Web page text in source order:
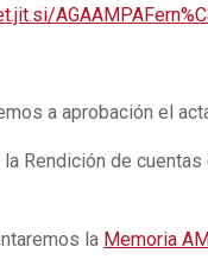
a aprobación el
Rendición de
la Memoria